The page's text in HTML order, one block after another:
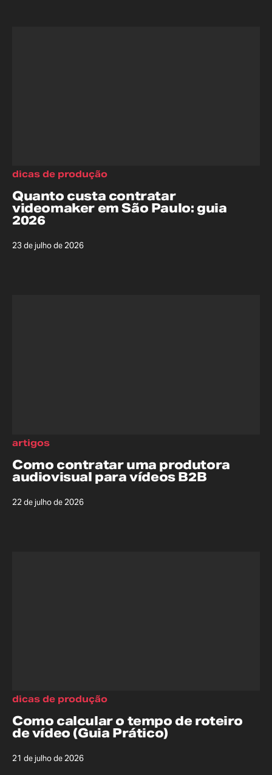
Quanto custa contratar
videomaker em São Paulo: guia
2026
23 de julho de 2026
dicas de produção
Como contratar uma produtora
audiovisual para vídeos B2B
22 de julho de 2026
artigos
Como calcular o tempo de roteiro
de vídeo (Guia Prático)
21 de julho de 2026
dicas de produção